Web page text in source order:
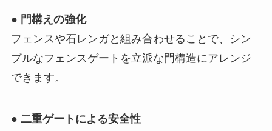
● 門構えの強化
フェンスや石レンガと組み合わせることで、シン
プルなフェンスゲートを立派な門構造にアレンジ
できます。
● 二重ゲートによる安全性